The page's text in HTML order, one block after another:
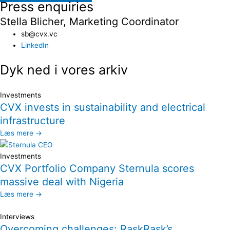
Press enquiries
Stella Blicher, Marketing Coordinator
sb@cvx.vc​
LinkedIn
Dyk ned i vores arkiv
Investments
CVX invests in sustainability and electrical
infrastructure
Læs mere →
Investments
CVX Portfolio Company Sternula scores
massive deal with Nigeria
Læs mere →
Interviews